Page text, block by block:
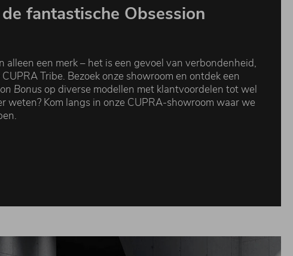
fantastische Obsession
alleen een merk – het is een gevoel van verbondenheid,
Tribe. Bezoek onze showroom en ontdek een
Bonus op diverse modellen met klantvoordelen tot wel
weten? Kom langs in onze CUPRA-showroom waar we